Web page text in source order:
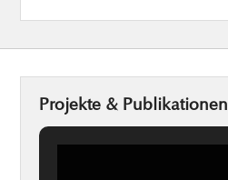
Projekte & Publikationen